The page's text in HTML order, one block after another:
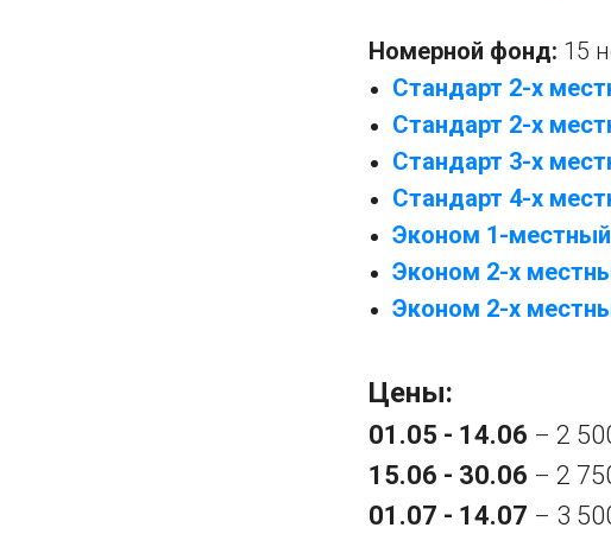
Номерной фонд: 15
Стандарт 2-х
Стандарт 2-х
Стандарт 3-х
Стандарт 4-х
Эконом 1-местный
Эконом 2-х
Эконом 2-х
Цены:
01.05 - 14.06 – 2
15.06 - 30.06 – 2
01.07 - 14.07 – 3